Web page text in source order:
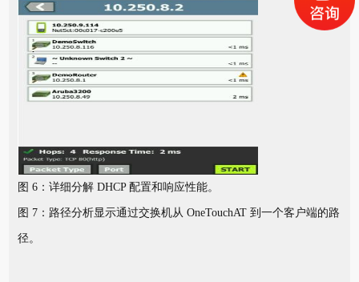
图 6：详细分解 DHCP 配置和响应性能。
图 7：路径分析显示通过交换机从 OneTouchAT 到一个客户端的路
径。